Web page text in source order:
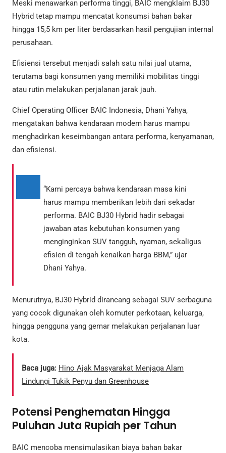
Meski menawarkan performa tinggi, BAIC mengklaim BJ30
Hybrid tetap mampu mencatat konsumsi bahan bakar
hingga 15,5 km per liter berdasarkan hasil pengujian internal
perusahaan.
Efisiensi tersebut menjadi salah satu nilai jual utama,
terutama bagi konsumen yang memiliki mobilitas tinggi
atau rutin melakukan perjalanan jarak jauh.
Chief Operating Officer BAIC Indonesia, Dhani Yahya,
mengatakan bahwa kendaraan modern harus mampu
menghadirkan keseimbangan antara performa, kenyamanan,
dan efisiensi.
“Kami percaya bahwa kendaraan masa kini
harus mampu memberikan lebih dari sekadar
performa. BAIC BJ30 Hybrid hadir sebagai
jawaban atas kebutuhan konsumen yang
menginginkan SUV tangguh, nyaman, sekaligus
efisien di tengah kenaikan harga BBM,” ujar
Dhani Yahya.
Menurutnya, BJ30 Hybrid dirancang sebagai SUV serbaguna
yang cocok digunakan oleh komuter perkotaan, keluarga,
hingga pengguna yang gemar melakukan perjalanan luar
kota.
Baca juga: Hino Ajak Masyarakat Menjaga Alam
Lindungi Tukik Penyu dan Greenhouse
Potensi Penghematan Hingga
Puluhan Juta Rupiah per Tahun
BAIC mencoba mensimulasikan biaya bahan bakar